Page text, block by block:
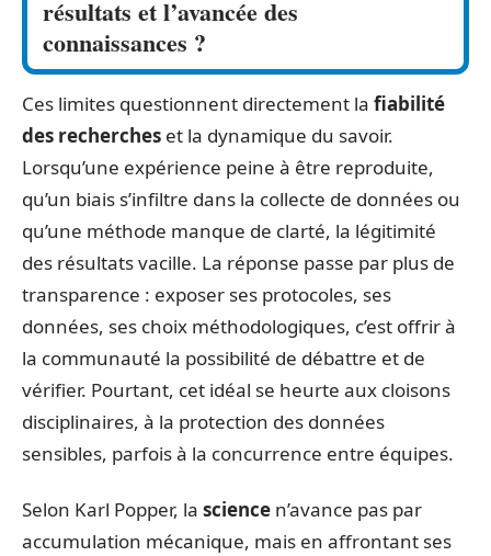
résultats et l’avancée des
connaissances ?
Ces limites questionnent directement la fiabilité
des recherches et la dynamique du savoir.
Lorsqu’une expérience peine à être reproduite,
qu’un biais s’infiltre dans la collecte de données ou
qu’une méthode manque de clarté, la légitimité
des résultats vacille. La réponse passe par plus de
transparence : exposer ses protocoles, ses
données, ses choix méthodologiques, c’est offrir à
la communauté la possibilité de débattre et de
vérifier. Pourtant, cet idéal se heurte aux cloisons
disciplinaires, à la protection des données
sensibles, parfois à la concurrence entre équipes.
Selon Karl Popper, la science n’avance pas par
accumulation mécanique, mais en affrontant ses